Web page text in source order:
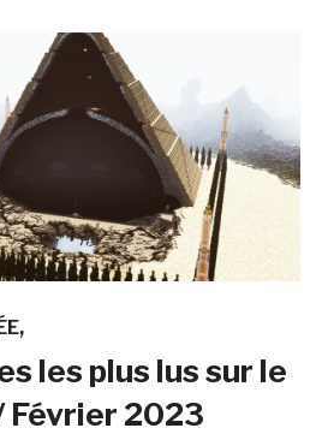
les plus lus sur le
Février 2023